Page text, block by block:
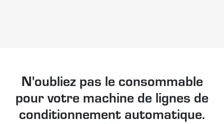
N'oubliez pas le consommable
pour votre machine de lignes de
conditionnement automatique.